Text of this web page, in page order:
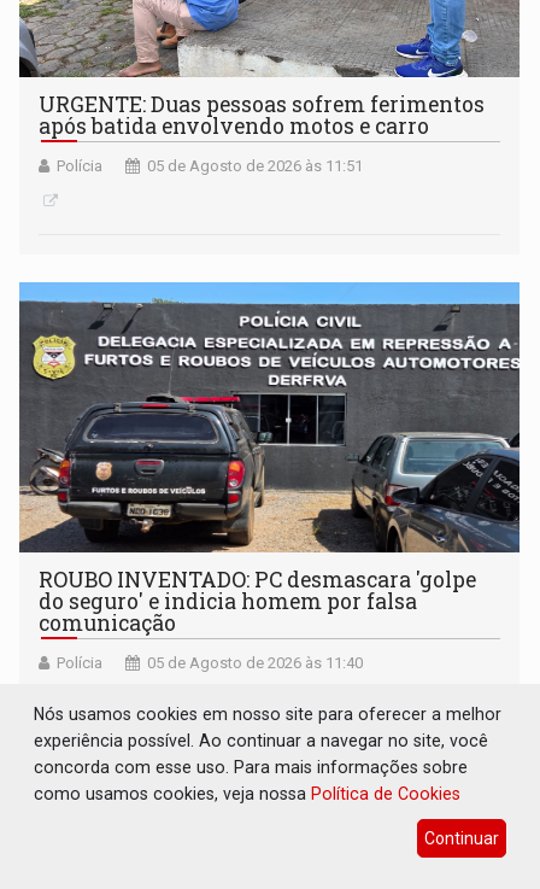
URGENTE: Duas pessoas sofrem ferimentos
após batida envolvendo motos e carro
Polícia 05 de Agosto de 2026 às 11:51
ROUBO INVENTADO: PC desmascara 'golpe
do seguro' e indicia homem por falsa
comunicação
Polícia 05 de Agosto de 2026 às 11:40
Nós usamos cookies em nosso site para oferecer a melhor
experiência possível. Ao continuar a navegar no site, você
concorda com esse uso. Para mais informações sobre
como usamos cookies, veja nossa Política de Cookies
Continuar